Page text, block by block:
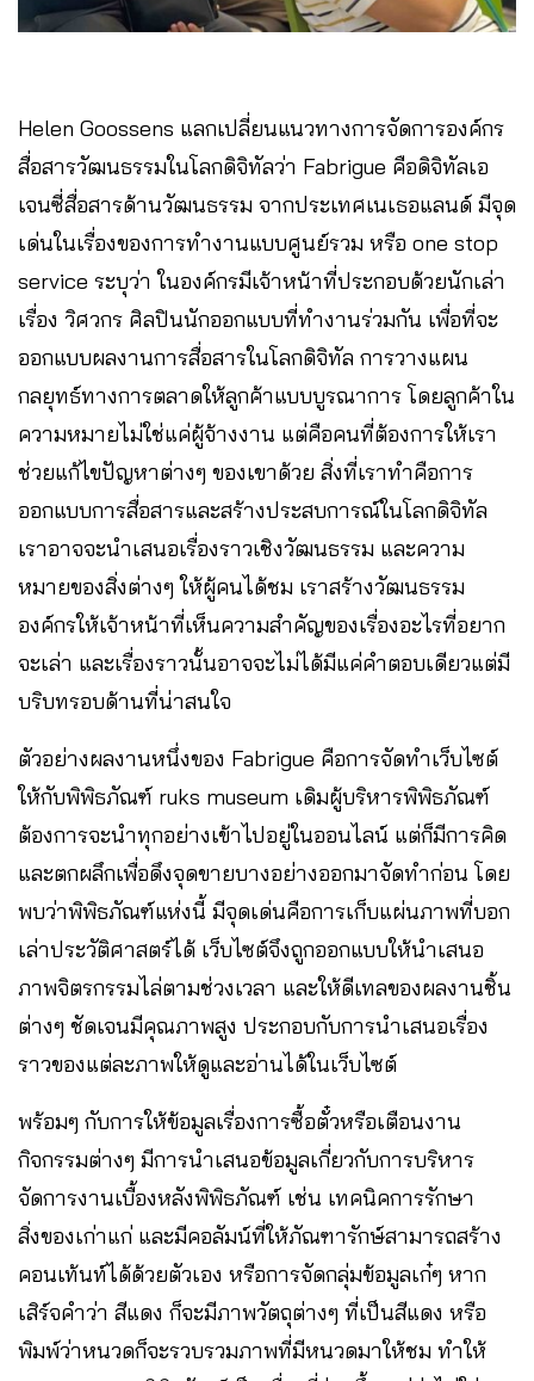
Helen Goossens แลกเปลี่ยนแนวทางการจัดการองค์กร
สื่อสารวัฒนธรรมในโลกดิจิทัลว่า Fabrigue คือดิจิทัลเอ
เจนซี่สื่อสารด้านวัฒนธรรม จากประเทศเนเธอแลนด์ มีจุด
เด่นในเรื่องของการทำงานแบบศูนย์รวม หรือ one stop
service ระบุว่า ในองค์กรมีเจ้าหน้าที่ประกอบด้วยนักเล่า
เรื่อง วิศวกร ศิลปินนักออกแบบที่ทำงานร่วมกัน เพื่อที่จะ
ออกแบบผลงานการสื่อสารในโลกดิจิทัล การวางแผน
กลยุทธ์ทางการตลาดให้ลูกค้าแบบบูรณาการ โดยลูกค้าใน
ความหมายไม่ใช่แค่ผู้จ้างงาน แต่คือคนที่ต้องการให้เรา
ช่วยแก้ไขปัญหาต่างๆ ของเขาด้วย สิ่งที่เราทำคือการ
ออกแบบการสื่อสารและสร้างประสบการณ์ในโลกดิจิทัล
เราอาจจะนำเสนอเรื่องราวเชิงวัฒนธรรม และความ
หมายของสิ่งต่างๆ ให้ผู้คนได้ชม เราสร้างวัฒนธรรม
องค์กรให้เจ้าหน้าที่เห็นความสำคัญของเรื่องอะไรที่อยาก
จะเล่า และเรื่องราวนั้นอาจจะไม่ได้มีแค่คำตอบเดียวแต่มี
บริบทรอบด้านที่น่าสนใจ
ตัวอย่างผลงานหนึ่งของ Fabrigue คือการจัดทำเว็บไซต์
ให้กับพิพิธภัณฑ์ ruks museum เดิมผู้บริหารพิพิธภัณฑ์
ต้องการจะนำทุกอย่างเข้าไปอยู่ในออนไลน์ แต่ก็มีการคิด
และตกผลึกเพื่อดึงจุดขายบางอย่างออกมาจัดทำก่อน โดย
พบว่าพิพิธภัณฑ์แห่งนี้ มีจุดเด่นคือการเก็บแผ่นภาพที่บอก
เล่าประวัติศาสตร์ได้ เว็บไซต์จึงถูกออกแบบให้นำเสนอ
ภาพจิตรกรรมไล่ตามช่วงเวลา และให้ดีเทลของผลงานชิ้น
ต่างๆ ชัดเจนมีคุณภาพสูง ประกอบกับการนำเสนอเรื่อง
ราวของแต่ละภาพให้ดูและอ่านได้ในเว็บไซต์
พร้อมๆ กับการให้ข้อมูลเรื่องการซื้อตั๋วหรือเตือนงาน
กิจกรรมต่างๆ มีการนำเสนอข้อมูลเกี่ยวกับการบริหาร
จัดการงานเบื้องหลังพิพิธภัณฑ์ เช่น เทคนิคการรักษา
สิ่งของเก่าแก่ และมีคอลัมน์ที่ให้ภัณฑารักษ์สามารถสร้าง
คอนเท้นท์ได้ด้วยตัวเอง หรือการจัดกลุ่มข้อมูลเก๋ๆ หาก
เสิร์จคำว่า สีแดง ก็จะมีภาพวัตถุต่างๆ ที่เป็นสีแดง หรือ
พิมพ์ว่าหนวดก็จะรวบรวมภาพที่มีหนวดมาให้ชม ทำให้